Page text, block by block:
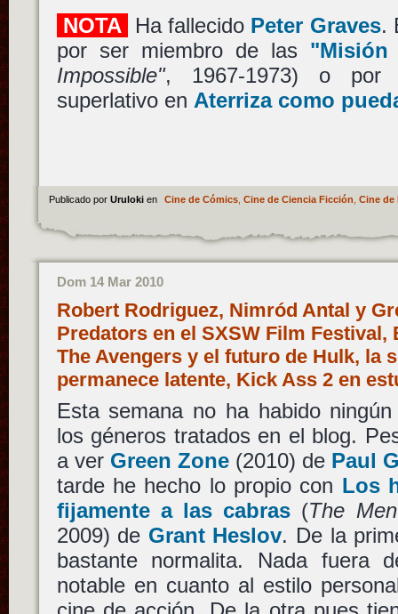
NOTA
Ha fallecido Peter Graves.
por ser miembro de las "Misión
Impossible", 1967-1973) o por
superlativo en Aterriza como
Publicado por Uruloki en Cine de Cómics, Cine de Ciencia Ficción, Cine de
Dom 14 Mar 2010
Robert Rodriguez, Nimród Antal y
Predators en el SXSW Film Festival,
The Avengers y el futuro de Hulk, la
permanece latente, Kick Ass 2 en
Esta semana no ha habido
los géneros tratados en el blog.
a ver Green Zone(2010) de Paul
tarde he hecho lo propio con Los
fijamente a las cabras (The
2009) de Grant Heslov. De la
bastante normalita. Nada fuera
notable en cuanto al estilo